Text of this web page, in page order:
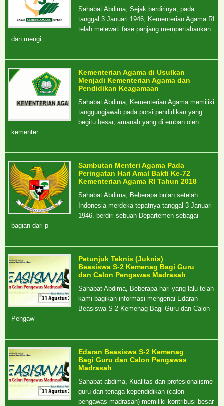
Sahabat Abdima, Sejak berdirinya, pada
tanggal 3 Januari 1946, Kementerian Agama RI
telah melewati fase panjang mempertahankan
dan mengi
Kementerian Agama di Usulkan
Menjadi Kementerian Agama dan
Pendidikan Keagamaan
Sahabat Abdima, Kementerian Agama memiliki
tanggungjawab pada porsi pendidikan yang
begitu besar, amanah yang di emban oleh
kementer
Sambutan Menteri Agama Pada
Peringatan Hari Amal Bakti Ke-72
Kementerian Agama RI Tahun 2018
Sahabat Abdima, Beberapa bulan setelah
Indonesia merdeka tepatnya tanggal 3 Januari
1946. berdiri sebuah Departemen sebagai
bagian dari p
Petunjuk Teknis (Juknis)
Beasiswa S-2 Kemenag Bagi Guru
dan Calon Pengawas Madrasah
Sahabat Abdima, Beberapa hari yang lalu telah
kami bagikan informasi mengenai Edaran
Beasiswa S-2 Kemenag Bagi Guru dan Calon
Pengaw
Edaran Beasiswa S-2 Kemenag
Bagi Guru dan Calon Pengawas
Madrasah
Sahabat abdima, Kualitas dan profesionalisme
guru dan tenaga kependidikan (calon
pengawas madrasah) memiliki kontribusi besar